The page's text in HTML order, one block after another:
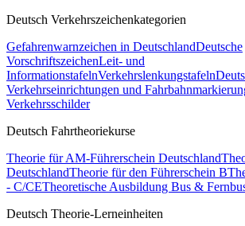
Deutsch Verkehrszeichenkategorien
Gefahrenwarnzeichen in DeutschlandDeutsche
VorschriftszeichenLeit- und
InformationstafelnVerkehrslenkungstafeln
Verkehrseinrichtungen und
Verkehrsschilder
Deutsch Fahrtheoriekurse
Theorie für AM-Führerschein Deutschland
DeutschlandTheorie für den Führerschein B
- C/CETheoretische Ausbildung Bus &
Deutsch Theorie-Lerneinheiten